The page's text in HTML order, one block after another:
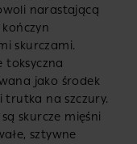
narastającą
skurczami.
toksyczna
jako środek
trutka na szczury.
skurcze mięśni
sztywne